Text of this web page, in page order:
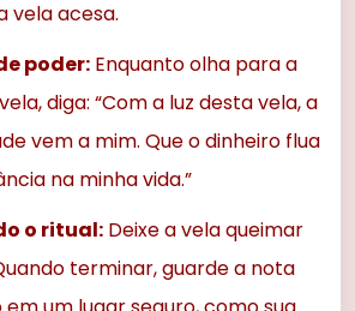
vela acesa.
poder: Enquanto olha para a
diga: “Com a luz desta vela, a
vem a mim. Que o dinheiro flua
na minha vida.”
o ritual: Deixe a vela queimar
terminar, guarde a nota